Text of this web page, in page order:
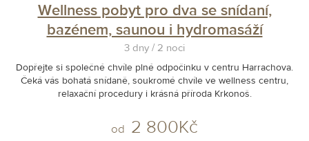
Wellness pobyt pro dva se snídaní,
bazénem, saunou i hydromasáží
3 dny / 2 noci
Dopřejte si společné chvíle plné odpočinku v centru Harrachova.
Čeká vás bohatá snídaně, soukromé chvíle ve wellness centru,
relaxační procedury i krásná příroda Krkonoš.
od 2 800Kč